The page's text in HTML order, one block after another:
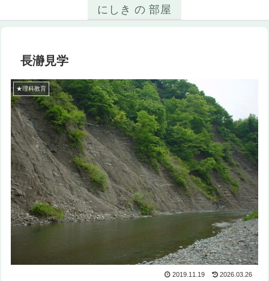
にしき の 部屋
長瀞見学
★理科教育
2019.11.19 2026.03.26